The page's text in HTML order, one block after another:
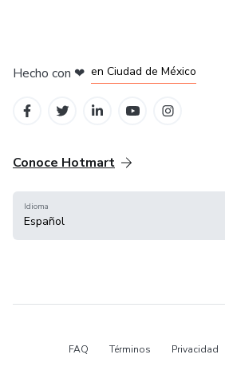
Hecho con ❤ en Ciudad de México
Conoce Hotmart
Idioma
Español
FAQ Términos Privacidad